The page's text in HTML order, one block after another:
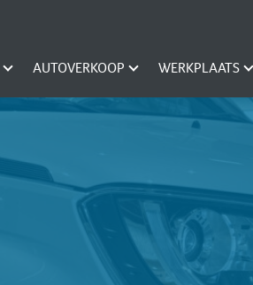
AUTOVERKOOP WERKPLAATS